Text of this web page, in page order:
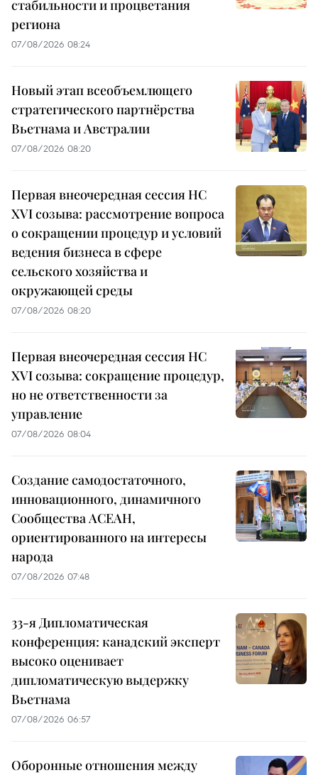
стабильности и процветания
региона
07/08/2026 08:24
Новый этап всеобъемлющего
стратегического партнёрства
Вьетнама и Австралии
07/08/2026 08:20
Первая внеочередная сессия НС
XVI созыва: рассмотрение вопроса
о сокращении процедур и условий
ведения бизнеса в сфере
сельского хозяйства и
окружающей среды
07/08/2026 08:20
Первая внеочередная сессия НС
XVI созыва: сокращение процедур,
но не ответственности за
управление
07/08/2026 08:04
Создание самодостаточного,
инновационного, динамичного
Сообщества АСЕАН,
ориентированного на интересы
народа
07/08/2026 07:48
33-я Дипломатическая
конференция: канадский эксперт
высоко оценивает
дипломатическую выдержку
Вьетнама
07/08/2026 06:57
Оборонные отношения между